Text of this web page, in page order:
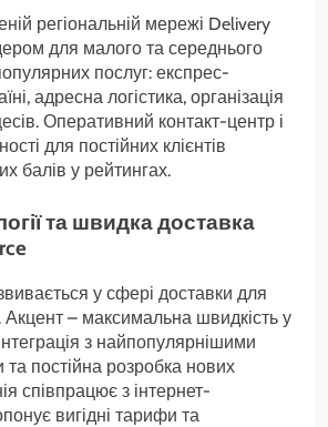
регіональній мережі Delivery
для малого та середнього
послуг: експрес-
адресна логістика, організація
Оперативний контакт-центр і
для постійних клієнтів
балів у рейтингах.
та швидка доставка
у сфері доставки для
Акцент – максимальна швидкість у
з найпопулярнішими
постійна розробка нових
співпрацює з інтернет-
вигідні тарифи та